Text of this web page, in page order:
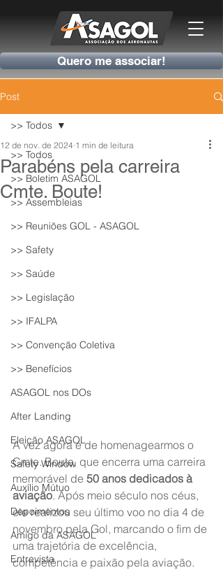
Quero me associar!
Post
>> Todos
>> Boletim ASAGOL
>> Assembleias
>> Reuniões GOL - ASAGOL
>> Safety
>> Saúde
>> Legislação
>> IFALPA
>> Convenção Coletiva
>> Benefícios
ASAGOL nos DOs
After Landing
Eleição ASAGOL
Safety Window
Auxílio Mútuo
Depoimentos
Amigo da ASAGOL
Entrevista
>> Todos
Parabéns pela carreira
Cmte. Boute!
12 de nov. de 2024 1 min de leitura
A vez agora é de homenagearmos o
Cmte. Boute, que encerra uma carreira
memorável de 50 anos dedicados à
aviação. Após meio século nos céus,
ele realizou seu último voo no dia 4 de
novembro pela Gol, marcando o fim de
uma trajetória de excelência,
competência e paixão pela aviação.